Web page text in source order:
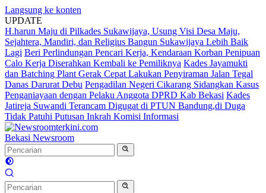
Langsung ke konten
UPDATE
H.harun Maju di Pilkades Sukawijaya, Usung Visi Desa Maju,
Sejahtera, Mandiri, dan Religius Bangun Sukawijaya Lebih Baik
Lagi Beri Perlindungan Pencari Kerja, Kendaraan Korban Penipuan
Calo Kerja Diserahkan Kembali ke Pemiliknya Kades Jayamukti
dan Batching Plant Gerak Cepat Lakukan Penyiraman Jalan Tegal
Danas Darurat Debu Pengadilan Negeri Cikarang Sidangkan Kasus
Penganiayaan dengan Pelaku Anggota DPRD Kab Bekasi Kades
Jatireja Suwandi Terancam Digugat di PTUN Bandung,di Duga
Tidak Patuhi Putusan Inkrah Komisi Informasi
Bekasi Newsroom